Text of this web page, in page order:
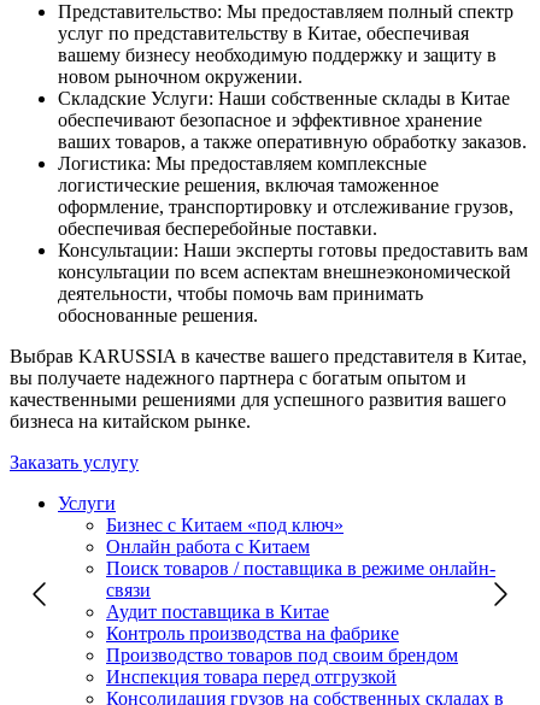
Представительство: Мы предоставляем полный спектр
услуг по представительству в Китае, обеспечивая
вашему бизнесу необходимую поддержку и защиту в
новом рыночном окружении.
Складские Услуги: Наши собственные склады в Китае
обеспечивают безопасное и эффективное хранение
ваших товаров, а также оперативную обработку заказов.
Логистика: Мы предоставляем комплексные
логистические решения, включая таможенное
оформление, транспортировку и отслеживание грузов,
обеспечивая бесперебойные поставки.
Консультации: Наши эксперты готовы предоставить вам
консультации по всем аспектам внешнеэкономической
деятельности, чтобы помочь вам принимать
обоснованные решения.
Выбрав KARUSSIA в качестве вашего представителя в Китае,
вы получаете надежного партнера с богатым опытом и
качественными решениями для успешного развития вашего
бизнеса на китайском рынке.
Заказать услугу
Услуги
Бизнес с Китаем «под ключ»
Онлайн работа с Китаем
Поиск товаров / поставщика в режиме онлайн-
связи
Аудит поставщика в Китае
Контроль производства на фабрике
Производство товаров под своим брендом
Инспекция товара перед отгрузкой
Консолидация грузов на собственных складах в